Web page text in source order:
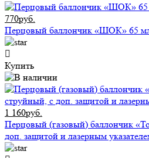
770руб.
Перцовый баллончик «ШОК» 65
Купить
1 160руб.
Перцовый (газовый) баллончик
доп. защитой и лазерным